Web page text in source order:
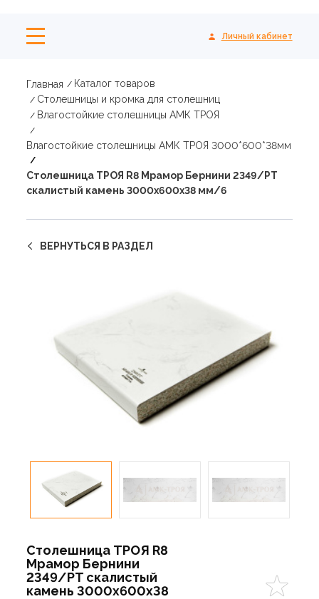
Личный кабинет
Главная
Каталог товаров
Столешницы и кромка для столешниц
Влагостойкие столешницы АМК ТРОЯ
Влагостойкие столешницы АМК ТРОЯ 3000*600*38мм
Столешница ТРОЯ R8 Мрамор Бернини 2349/PT
скалистый камень 3000х600х38 мм/6
ВЕРНУТЬСЯ В РАЗДЕЛ
Столешница ТРОЯ R8
Мрамор Бернини
2349/PT скалистый
камень 3000х600х38